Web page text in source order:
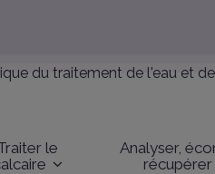
du traitement de l'eau et
le
Analyser,
récupérer